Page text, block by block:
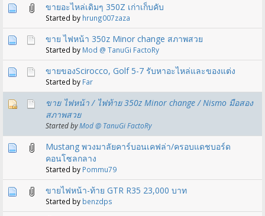
ขายอะไหล่เดิมๆ 350Z เก่าเก็บคับ
Started by hrung007zaza
ขาย ไฟหน้า 350z Minor change สภาพสวย
Started by Mod @ TanuGi FactoRy
ขายของScirocco, Golf 5-7 รับหาอะไหล่และของแต่ง
Started by Far
ขาย ไฟหน้า / ไฟท้าย 350z Minor change / Nismo มือสอง
สภาพสวย
Started byMod @ TanuGi FactoRy
Mustang พวงมาลัยคาร์บอนเคฟล่า/ครอบแดชบอร์ด
คอนโซลกลาง
Started by Pommu79
ขายไฟหน้า-ท้าย GTR R35 23,000 บาท
Started by benzdps